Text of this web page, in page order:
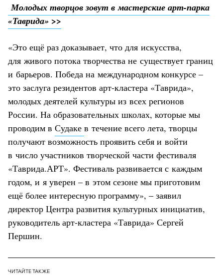
Молодых творцов зовут в мастерские арт-парка
«Таврида» >>
«Это ещё раз доказывает, что для искусства,
для живого потока творчества не существует границ
и барьеров. Победа на международном конкурсе –
это заслуга резидентов арт-кластера «Таврида»,
молодых деятелей культуры из всех регионов
России. На образовательных школах, которые мы
проводим в Судаке в течение всего лета, творцы
получают возможность проявить себя и войти
в число участников творческой части фестиваля
«Таврида.АРТ». Фестиваль развивается с каждым
годом, и я уверен – в этом сезоне мы приготовим
ещё более интересную программу», – заявил
директор Центра развития культурных инициатив,
руководитель арт-кластера «Таврида» Сергей
Першин.
ЧИТАЙТЕ ТАКЖЕ